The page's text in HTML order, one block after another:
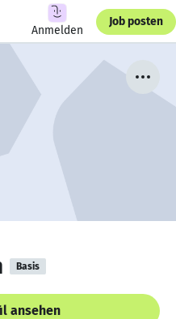
Anmelden
Job posten
Basis
ansehen